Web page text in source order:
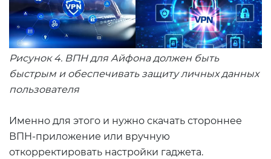
Рисунок 4. ВПН для Айфона должен быть
быстрым и обеспечивать защиту личных данных
пользователя
Именно для этого и нужно скачать стороннее
ВПН-приложение или вручную
откорректировать настройки гаджета.